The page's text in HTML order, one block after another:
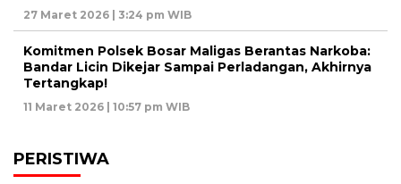
27 Maret 2026 | 3:24 pm WIB
Komitmen Polsek Bosar Maligas Berantas Narkoba:
Bandar Licin Dikejar Sampai Perladangan, Akhirnya
Tertangkap!
11 Maret 2026 | 10:57 pm WIB
PERISTIWA